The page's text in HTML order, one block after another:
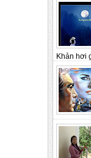
Khản hơi